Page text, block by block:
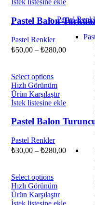
Pastel
İstek listesine ekle
Pastel Balon
Pastel Renkler
₺50,00 – ₺280,00
Select options
Hızlı Görünüm
Ürün Karşılaştır
İstek listesine ekle
Pastel Balon
Pastel Renkler
₺30,00 – ₺280,00
Select options
Hızlı Görünüm
Ürün Karşılaştır
İstek listesine ekle